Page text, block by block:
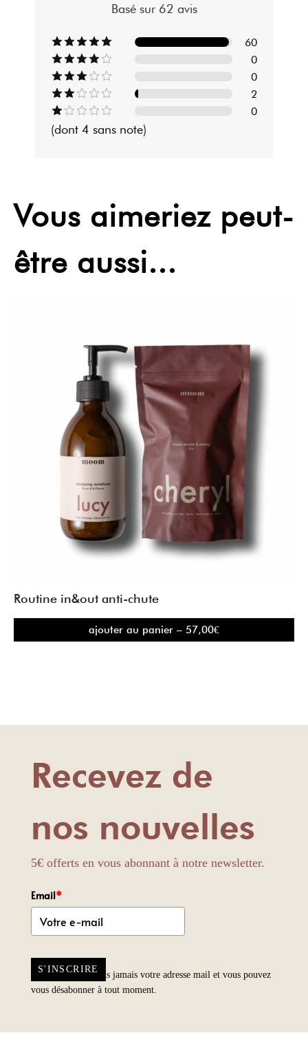
Basé sur 62 avis
60
0
0
2
0
(dont 4 sans note)
Vous aimeriez peut-
être aussi...
Routine in&out anti-chute
ajouter au panier – 57,00€
Recevez de
nos nouvelles
5€ offerts en vous abonnant à notre newsletter.
Email*
S'INSCRIRE
Nous ne partagerons jamais votre adresse mail et vous pouvez
vous désabonner à tout moment.